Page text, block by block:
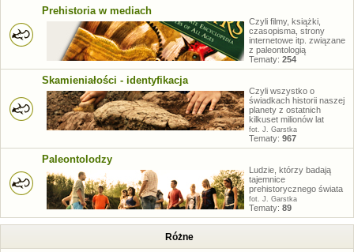
Prehistoria w mediach
Czyli filmy, książki,
czasopisma, strony
internetowe itp. związane
z paleontologią
Tematy: 254
Skamieniałości - identyfikacja
Czyli wszystko o
świadkach historii naszej
planety z ostatnich
kilkuset milionów lat
fot. J. Garstka
Tematy: 967
Paleontolodzy
Ludzie, którzy badają
tajemnice
prehistorycznego świata
fot. J. Garstka
Tematy: 89
Różne